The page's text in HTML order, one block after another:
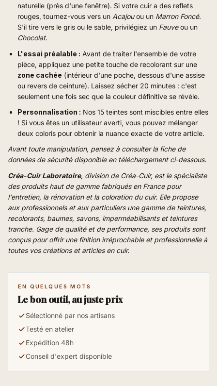
naturelle (près d'une fenêtre). Si votre cuir a des reflets
rouges, tournez-vous vers un Acajouou un Marron Foncé.
S'il tire vers le gris ou le sable, privilégiez un Fauveou un
Chocolat.
L'essai préalable : Avant de traiter l'ensemble de votre
pièce, appliquez une petite touche de recolorant sur une
zone cachée (intérieur d'une poche, dessous d'une assise
ou revers de ceinture). Laissez sécher 20 minutes : c'est
seulement une fois sec que la couleur définitive se révèle.
Personnalisation : Nos 15 teintes sont miscibles entre elles
! Si vous êtes un utilisateur averti, vous pouvez mélanger
deux coloris pour obtenir la nuance exacte de votre article.
Avant toute manipulation, pensez à consulter la fiche de
données de sécurité disponible en téléchargement ci-dessous.
Créa-Cuir Laboratoire, division de Créa-Cuir, est le spécialiste
des produits haut de gamme fabriqués en France pour
l'entretien, la rénovation et la coloration du cuir. Elle propose
aux professionnels et aux particuliers une gamme de teintures,
recolorants, baumes, savons, imperméabilisants et teintures
tranche. Gage de qualité et de performance, ses produits sont
conçus pour offrir une finition irréprochable et professionnelle à
toutes vos créations et articles en cuir.
EN QUELQUES MOTS
Le bon outil, au juste prix
Sélectionné par nos artisans
Testé en atelier
Expédition 48h
Conseil d'expert disponible